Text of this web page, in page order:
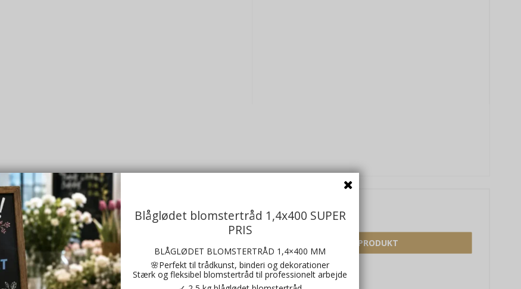
Vandperler 40-50 mm
Ge10325CL 35,00 DKK
VIS PRODUKT
Blåglødet blomstertråd 1,4x400 SUPER
PRIS
BLÅGLØDET BLOMSTERTRÅD 1,4×400 MM
🌸Perfekt til trådkunst, binderi og dekorationer
Stærk og fleksibel blomstertråd til professionelt arbejde